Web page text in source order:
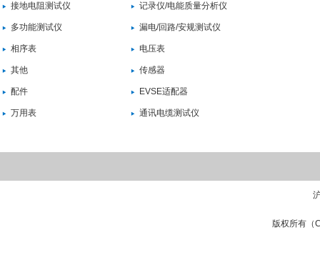
接地电阻测试仪 记录仪/电能质量分析仪
多功能测试仪 漏电/回路/安规测试仪
相序表 电压表
其他 传感器
配件 EVSE适配器
万用表 通讯电缆测试仪
版权所有（